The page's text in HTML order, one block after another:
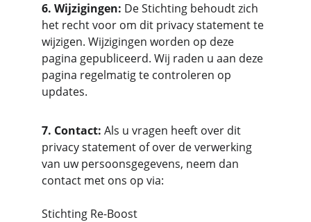
6. Wijzigingen: De Stichting behoudt zich
het recht voor om dit privacy statement te
wijzigen. Wijzigingen worden op deze
pagina gepubliceerd. Wij raden u aan deze
pagina regelmatig te controleren op
updates.
7. Contact: Als u vragen heeft over dit
privacy statement of over de verwerking
van uw persoonsgegevens, neem dan
contact met ons op via:
Stichting Re-Boost